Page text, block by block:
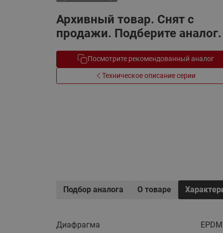
Архивный товар. Снят с
продажи. Подберите аналог.
Посмотрите рекомендованный аналог
Техническое описание серии
Подбор аналога О товаре
Диафрагма
EPDM